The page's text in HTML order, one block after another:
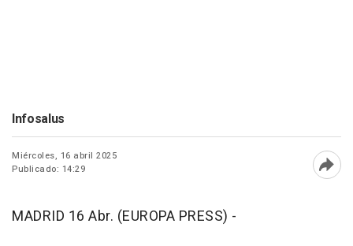
Infosalus
Miércoles, 16 abril 2025
Publicado: 14:29
MADRID 16 Abr. (EUROPA PRESS) -